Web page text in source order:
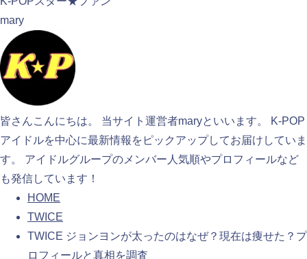
mary
皆さんこんにちは。 当サイト運営者maryといいます。 K-POP
アイドルを中心に最新情報をピックアップしてお届けしていま
す。 アイドルグループのメンバー人気順やプロフィールなど
も発信しています！
HOME
TWICE
TWICE ジョンヨンが太ったのはなぜ？現在は痩せた？プ
ロフィールと真相を調査